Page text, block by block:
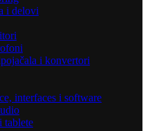
i delovi
i konvertori
interfaces i software
tablete